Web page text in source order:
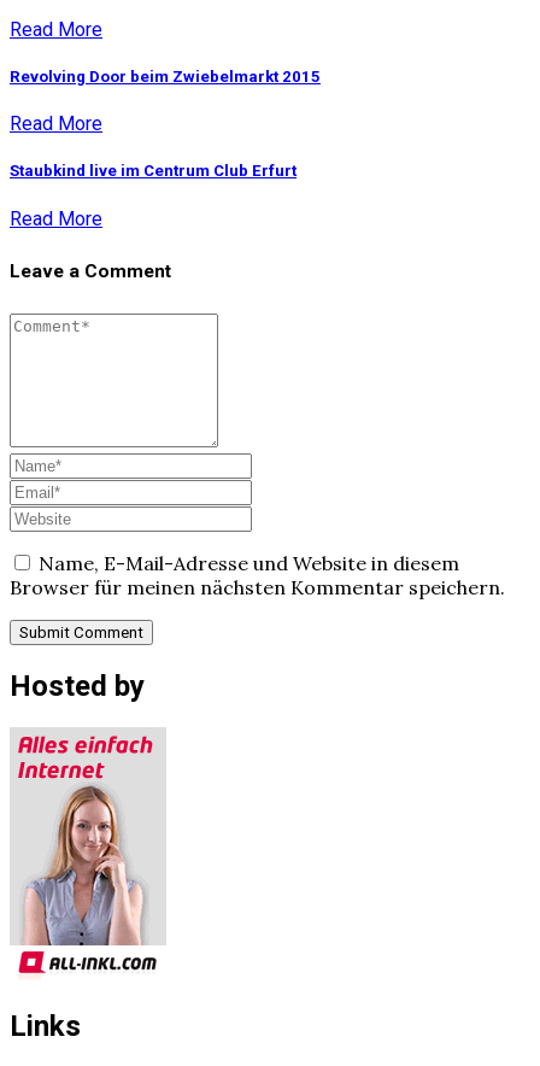
Read More
Revolving Door beim Zwiebelmarkt 2015
Read More
Staubkind live im Centrum Club Erfurt
Read More
Leave a Comment
Name, E-Mail-Adresse und Website in diesem
Browser für meinen nächsten Kommentar speichern.
Hosted by
Links